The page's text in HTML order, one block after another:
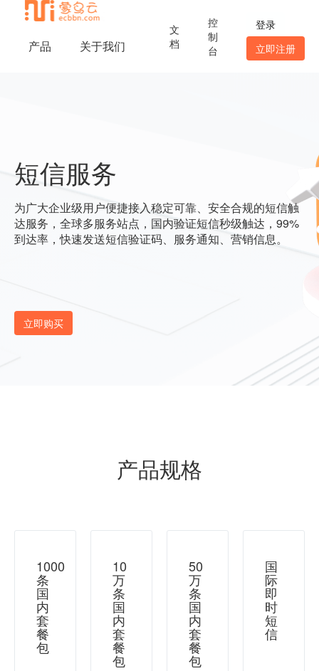
产品 关于我们
文
档
控
制
台
登录
立即注册
短信服务
为广大企业级用户便捷接入稳定可靠、安全合规的短信触
达服务，全球多服务站点，国内验证短信秒级触达，99%
到达率，快速发送短信验证码、服务通知、营销信息。
立即购买
产品规格
1000
条
国
内
套
餐
包
10
万
条
国
内
套
餐
包
50
万
条
国
内
套
餐
包
国
际
即
时
短
信